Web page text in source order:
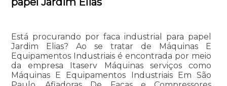
Está procurando por faca industrial para papel
Jardim Elias? Ao se tratar de Máquinas E
Equipamentos Industriais é encontrada por meio
da empresa Itaserv Máquinas serviços como
Máquinas E Equipamentos Industriais Em São